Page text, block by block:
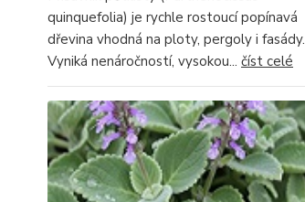
quinquefolia) je rychle rostoucí popínavá
dřevina vhodná na ploty, pergoly i fasády.
Vyniká nenáročností, vysokou... číst celé